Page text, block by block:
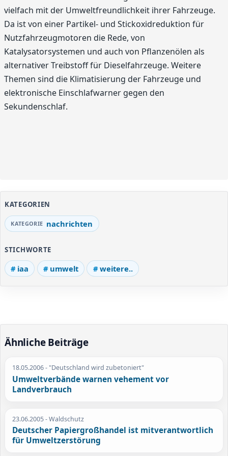
vielfach mit der Umweltfreundlichkeit ihrer Fahrzeuge.
Da ist von einer Partikel- und Stickoxidreduktion für
Nutzfahrzeugmotoren die Rede, von
Katalysatorsystemen und auch von Pflanzenölen als
alternativer Treibstoff für Dieselfahrzeuge. Weitere
Themen sind die Klimatisierung der Fahrzeuge und
elektronische Einschlafwarner gegen den
Sekundenschlaf.
KATEGORIEN
nachrichten
STICHWORTE
iaa umwelt weitere..
Ähnliche Beiträge
18.05.2006- "Deutschland wird zubetoniert"
Umweltverbände warnen vehement vor
Landverbrauch
23.06.2005- Waldschutz
Deutscher Papiergroßhandel ist mitverantwortlich
für Umweltzerstörung